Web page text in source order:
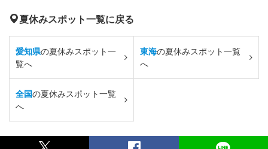
夏休みスポット一覧に戻る
愛知県の夏休みスポット一
覧へ
東海の夏休みスポット一覧
へ
全国の夏休みスポット一覧
へ